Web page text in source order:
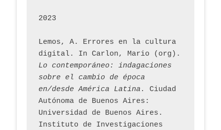
2023
Lemos, A. Errores en la cultura
Lo contemporáneo: indagaciones
sobre el cambio de época
en/desde América Latina.
Ciudad
Autónoma de Buenos Aires:
Universidad de Buenos Aires.
Instituto de Investigaciones